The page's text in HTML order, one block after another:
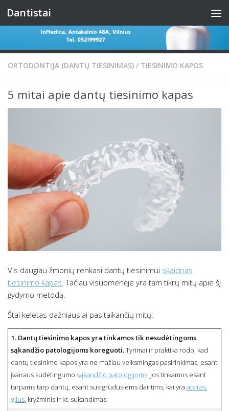
Skip to content
Dantistai
ORTODONTIJA (DANTŲ TIESINIMAS) / TIESINIMO KAPOS
5 mitai apie dantų tiesinimo kapas
Vis daugiau žmonių renkasi dantų tiesinimui skaidrias
tiesinimo kapas. Tačiau visuomenėje yra tam tikrų mitų apie šį
gydymo metodą.
Štai keletas dažniausiai pasitaikančių mitų:
1. Dantų tiesinimo kapos yra tinkamos tik nesudėtingoms
sąkandžio patologijoms koreguoti.Tyrimai ir praktika rodo, kad
dantų tiesinimo kapos yra ne mažiau veiksmingas pasirinkimas, esant
įvairaus sudėtingumo sąkandžio patologijoms. Jos tinkamos esant
tarpams tarp dantų, esant susigrūdusiems dantims, kai yra atviras,
gilus, kryžminis ir kt. sukandimas.